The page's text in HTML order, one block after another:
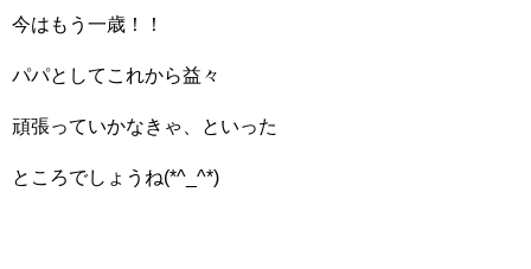
今はもう一歳！！
パパとしてこれから益々
頑張っていかなきゃ、といった
ところでしょうね(*^_^*)